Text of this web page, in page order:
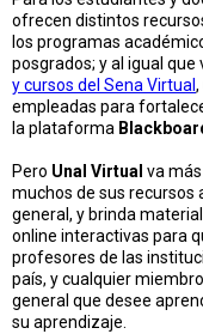
ofrecen distintos
los programas
posgrados; y al igual
y cursos del Sena Virtual
empleadas para
la plataforma
Pero Unal Virtual va
muchos de sus recursos
general, y brinda
online interactivas para
profesores de las
país, y cualquier
general que desee
su aprendizaje.